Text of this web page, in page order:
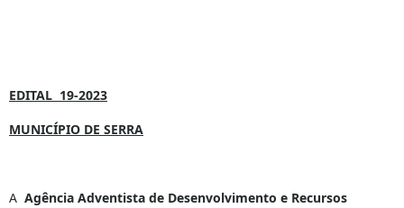
EDITAL 19-2023
MUNICÍPIO DE SERRA
A Agência Adventista de Desenvolvimento e Recursos